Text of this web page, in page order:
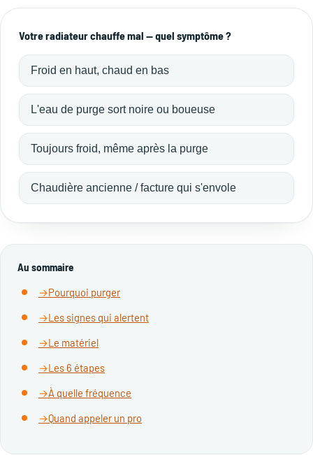
Votre radiateur chauffe mal — quel symptôme ?
Froid en haut, chaud en bas
L'eau de purge sort noire ou boueuse
Toujours froid, même après la purge
Chaudière ancienne / facture qui s'envole
Au sommaire
Pourquoi purger
Les signes qui alertent
Le matériel
Les 6 étapes
À quelle fréquence
Quand appeler un pro